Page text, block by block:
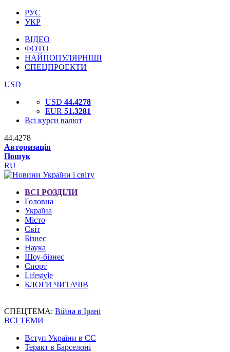
РУС
УКР
ВІДЕО
ФОТО
НАЙПОПУЛЯРНІШІ
СПЕЦПРОЕКТИ
USD
USD 44.4278
EUR 51.3281
Всі курси валют
44.4278
Авторизація
Пошук
RU
ВСІ РОЗДІЛИ
Головна
Україна
Місто
Світ
Бізнес
Наука
Шоу-бізнес
Спорт
Lifestyle
БЛОГИ ЧИТАЧІВ
СПЕЦТЕМА: Війна в Ірані
ВСІ ТЕМИ
Вступ України в ЄС
Теракт в Барселоні